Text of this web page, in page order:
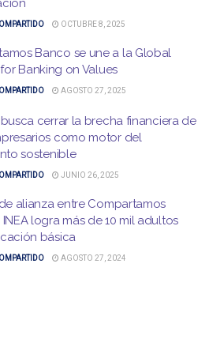
OCTUBRE 8, 2025
Banco se une a la Global
Banking on Values
AGOSTO 27, 2025
cerrar la brecha financiera de
como motor del
sostenible
JUNIO 26, 2025
alianza entre Compartamos
logra más de 10 mil adultos
básica
AGOSTO 27, 2024